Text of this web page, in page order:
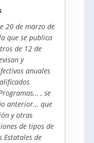
20 de marzo de
que se publica
de 12 de
y
anuales
, se
anterior… que
y otras
de tipos de
Estatales de